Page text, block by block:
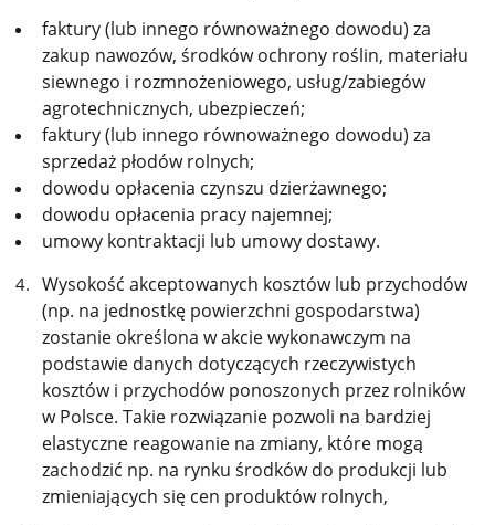
faktury (lub innego równoważnego dowodu) za
zakup nawozów, środków ochrony roślin, materiału
siewnego i rozmnożeniowego, usług/zabiegów
agrotechnicznych, ubezpieczeń;
faktury (lub innego równoważnego dowodu) za
sprzedaż płodów rolnych;
dowodu opłacenia czynszu dzierżawnego;
dowodu opłacenia pracy najemnej;
umowy kontraktacji lub umowy dostawy.
Wysokość akceptowanych kosztów lub przychodów
(np. na jednostkę powierzchni gospodarstwa)
zostanie określona w akcie wykonawczym na
podstawie danych dotyczących rzeczywistych
kosztów i przychodów ponoszonych przez rolników
w Polsce. Takie rozwiązanie pozwoli na bardziej
elastyczne reagowanie na zmiany, które mogą
zachodzić np. na rynku środków do produkcji lub
zmieniających się cen produktów rolnych,